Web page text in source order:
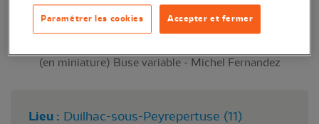
(en miniature) Buse variable - Michel Fernandez
Lieu : Duilhac-sous-Peyrepertuse (11)
Accepter et fermer
Paramétrer les cookies